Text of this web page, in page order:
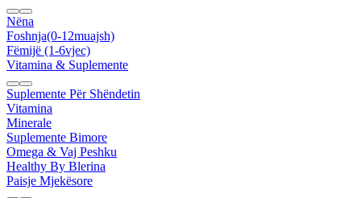
Nëna
Foshnja(0-12muajsh)
Fëmijë (1-6vjec)
Vitamina & Suplemente
Suplemente Për Shëndetin
Vitamina
Minerale
Suplemente Bimore
Omega & Vaj Peshku
Healthy By Blerina
Paisje Mjekësore